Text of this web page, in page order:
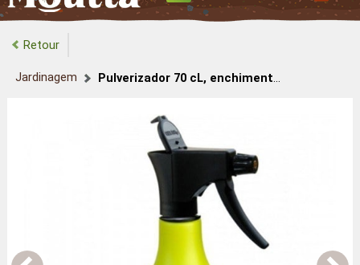
Retour
Jardinagem Pulverizador 70 cL, enchimento fácil